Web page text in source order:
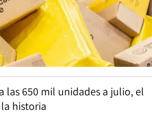
las 650 mil unidades a julio, el
historia